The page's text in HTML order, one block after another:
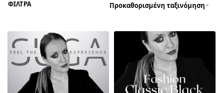
Προκαθορισμένη ταξινόμηση
ΦΙΛΤΡΑ